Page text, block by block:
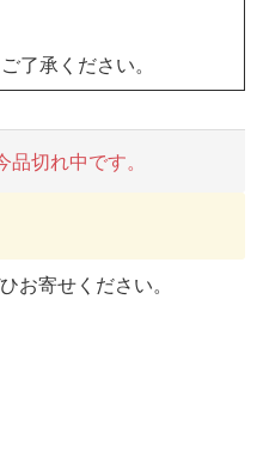
了承ください。
切れ中です。
お寄せください。